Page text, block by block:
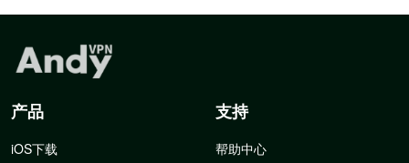
产品
iOS下载
支持
帮助中心